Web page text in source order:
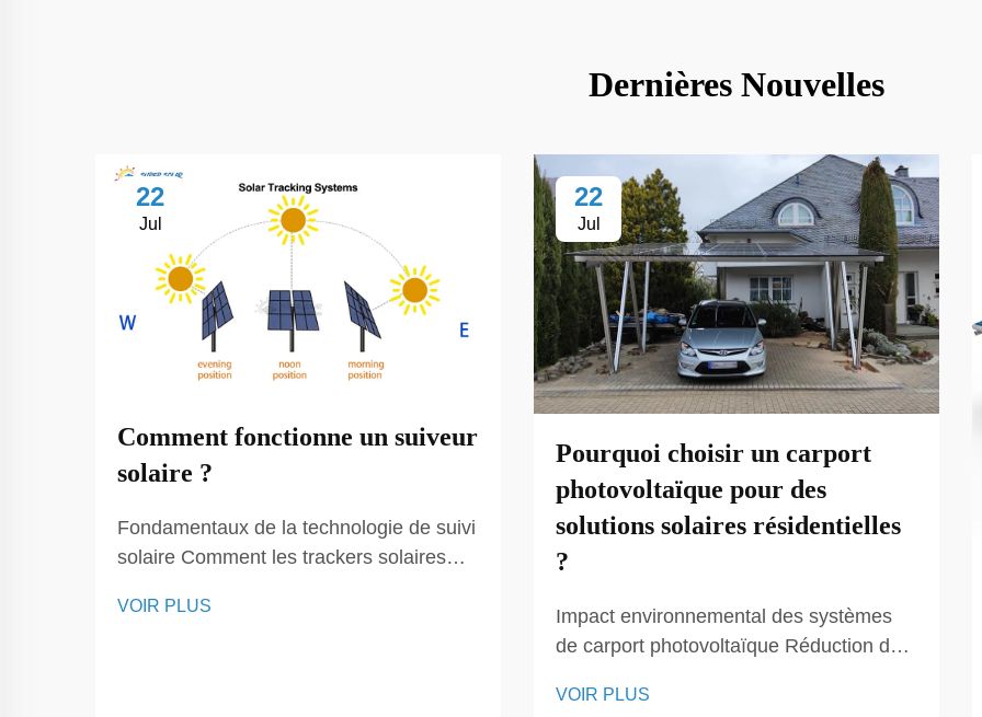
Dernières Nouvelles
22
Jul
Comment fonctionne un suiveur
solaire ?
Fondamentaux de la technologie de suivi
solaire Comment les trackers solaires
trackers solaires jouent un rôle essentiel
VOIR PLUS
22
Jul
Pourquoi choisir un carport
photovoltaïque pour des
solutions solaires résidentielles
?
Impact environnemental des systèmes
de carport photovoltaïque Réduction de
solaire Les systèmes photovoltaïques
VOIR PLUS